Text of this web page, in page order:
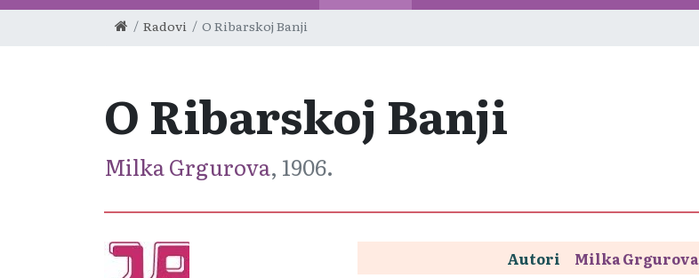
Radovi O Ribarskoj Banji
O Ribarskoj Banji
Milka Grgurova, 1906.
Autori
Milka Grgurova